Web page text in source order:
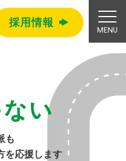
採用情報
に走れる
い
も
を応援します